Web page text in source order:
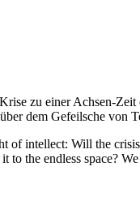
zu einer Achsen-
dem Gefeilsche von
intellect: Will the
the endless space?